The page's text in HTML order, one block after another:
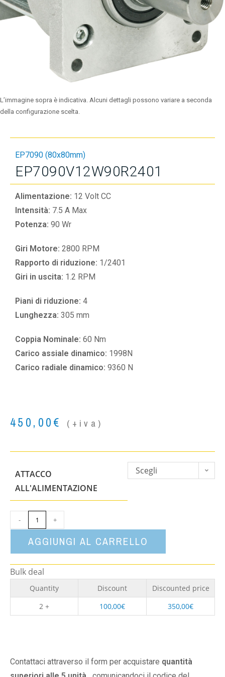
L’immagine sopra è indicativa. Alcuni dettagli possono variare a seconda
della configurazione scelta.
EP7090 (80x80mm)
EP7090V12W90R2401
Alimentazione: 12 Volt CC
Intensità: 7.5 A Max
Potenza: 90 Wr
Giri Motore: 2800 RPM
Rapporto di riduzione: 1/2401
Giri in uscita: 1.2 RPM
Piani di riduzione: 4
Lunghezza: 305 mm
Coppia Nominale: 60 Nm
Carico assiale dinamico: 1998N
Carico radiale dinamico: 9360 N
450,00€ (+iva)
ATTACCO
ALL'ALIMENTAZIONE
Scegli
- +
AGGIUNGI AL CARRELLO
Bulk deal
Quantity Discount
Discounted price
2 +
100,00€ 350,00€
Contattaci attraverso il form per acquistare quantità